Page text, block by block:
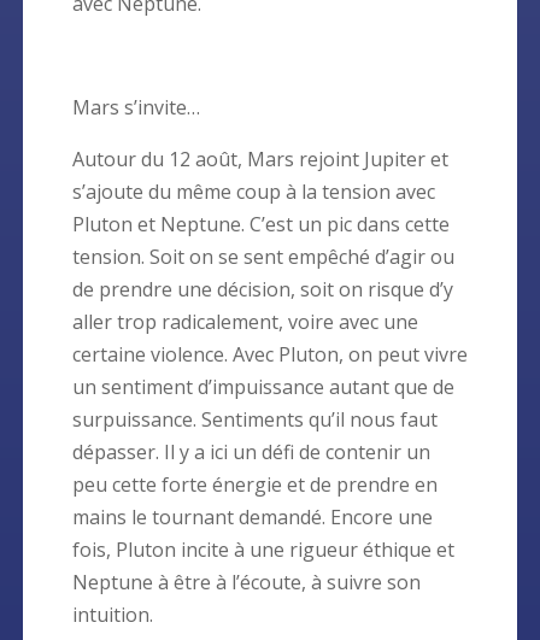
Mars s’invite…
Autour du 12 août, Mars rejoint Jupiter et
s’ajoute du même coup à la tension avec
Pluton et Neptune. C’est un pic dans cette
tension. Soit on se sent empêché d’agir ou
de prendre une décision, soit on risque d’y
aller trop radicalement, voire avec une
certaine violence. Avec Pluton, on peut vivre
un sentiment d’impuissance autant que de
surpuissance. Sentiments qu’il nous faut
dépasser. Il y a ici un défi de contenir un
peu cette forte énergie et de prendre en
mains le tournant demandé. Encore une
fois, Pluton incite à une rigueur éthique et
Neptune à être à l’écoute, à suivre son
intuition.